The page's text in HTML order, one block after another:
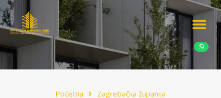
Poćetna Zagrebačka županija